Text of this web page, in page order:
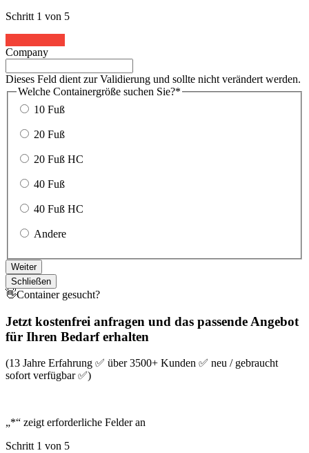
Schritt 1 von 5
Company
Dieses Feld dient zur Validierung und sollte nicht verändert werden.
Welche Containergröße suchen Sie?*
10 Fuß
20 Fuß
20 Fuß HC
40 Fuß
40 Fuß HC
Andere
Weiter
Schließen
👋Container gesucht?
Jetzt kostenfrei anfragen und das passende Angebot
für Ihren Bedarf erhalten
(13 Jahre Erfahrung ✅ über 3500+ Kunden ✅ neu / gebraucht
sofort verfügbar ✅)
„*“ zeigt erforderliche Felder an
Schritt 1 von 5